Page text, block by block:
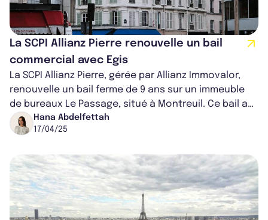
La SCPI Allianz Pierre renouvelle un bail
commercial avec Egis
La SCPI Allianz Pierre, gérée par Allianz Immovalor,
renouvelle un bail ferme de 9 ans sur un immeuble
de bureaux Le Passage, situé à Montreuil. Ce bail a
été signé avec le locatai...
Hana Abdelfettah
17/04/25